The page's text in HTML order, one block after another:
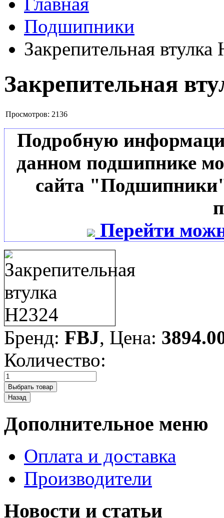
Подшипники
Закрепительная втулка
Закрепительная
Просмотров: 2136
Подробную
данном подшипнике
сайта
Перейти
Бренд: FBJ, Цена:
Количество:
Дополнительное меню
Оплата и доставка
Производители
Новости и статьи